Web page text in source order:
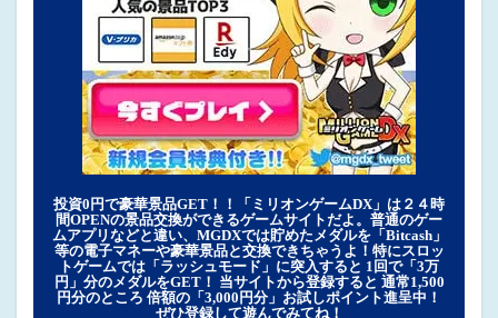
投資0円で豪華景品GET！！「ミリオンゲームDX」は２４時
間OPENの景品交換ができるゲームサイトだよ。普通のゲー
ムアプリなどと違い、MGDXでは貯めたメダルを「Bitcash」
等の電子マネーや豪華景品と交換できちゃうよ！特にスロッ
トゲームでは「ラッシュモード」に突入すると 1回で「3万
円」分のメダルをGET！ 当サイトから登録すると 通常1,500
円分のところ 倍額の「3,000円分」お試しポイント進呈中！
ぜひ登録して遊んでみてね！